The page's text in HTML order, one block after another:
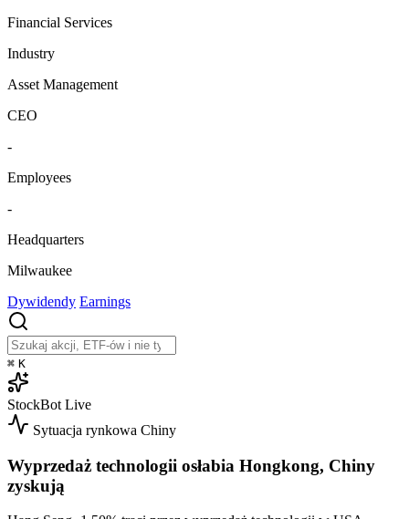
Financial Services
Industry
Asset Management
CEO
-
Employees
-
Headquarters
Milwaukee
Dywidendy Earnings
⌘ K
StockBot Live
Sytuacja rynkowa Chiny
Wyprzedaż technologii osłabia Hongkong, Chiny
zyskują